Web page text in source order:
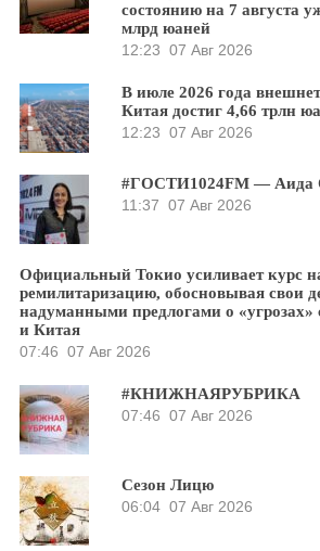
состоянию на 7 августа
млрд юаней
12:23 07 Авг 2026
В июле 2026 года
Китая достиг 4,66 трлн
12:23 07 Авг 2026
#ГОСТИ1024FM — Аида
11:37 07 Авг 2026
Официальный Токио усиливает курс
ремилитаризацию, обосновывая свои
надуманными предлогами о «угрозах»
и Китая
07:46 07 Авг 2026
#КНИЖНАЯРУБРИКА
07:46 07 Авг 2026
Сезон Лицю
06:04 07 Авг 2026